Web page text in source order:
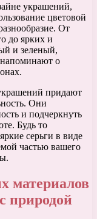
украшений,
цветовой
От
до ярких и
и зеленый,
о
придают
Они
и подчеркнуть
Будь то
серьги в виде
частью вашего
материалов
природой